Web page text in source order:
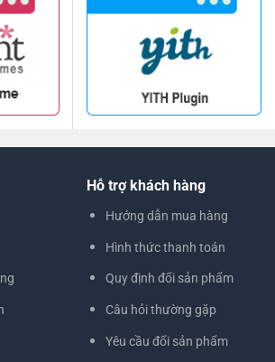
Hỗ trợ khách hàng
Hướng dẫn mua hàng
Hình thức thanh toán
Quy định đổi sản phẩm
Câu hỏi thường gặp
Yêu cầu đổi sản phẩm